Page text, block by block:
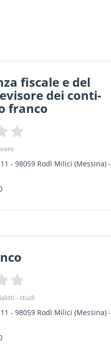
fiscale e del
dei conti-
franco
-98059 Rodì Milici (Messina) -
- studi
-98059 Rodì Milici (Messina) -